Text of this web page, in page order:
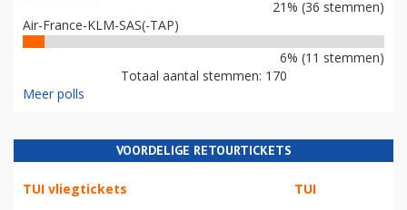
21% (36 stemmen)
Air-France-KLM-SAS(-TAP)
6% (11 stemmen)
Totaal aantal stemmen: 170
Meer polls
VOORDELIGE RETOURTICKETS
TUI vliegtickets TUI